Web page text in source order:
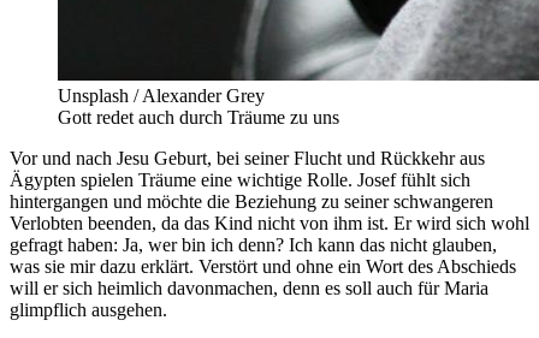
Unsplash / Alexander Grey
Gott redet auch durch Träume zu uns
Vor und nach Jesu Geburt, bei seiner Flucht und Rückkehr aus
Ägypten spielen Träume eine wichtige Rolle. Josef fühlt sich
hintergangen und möchte die Beziehung zu seiner schwangeren
Verlobten beenden, da das Kind nicht von ihm ist. Er wird sich wohl
gefragt haben: Ja, wer bin ich denn? Ich kann das nicht glauben,
was sie mir dazu erklärt. Verstört und ohne ein Wort des Abschieds
will er sich heimlich davonmachen, denn es soll auch für Maria
glimpflich ausgehen.